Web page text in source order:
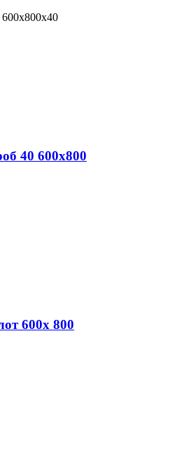
600х800х40
40 600х800
600х 800